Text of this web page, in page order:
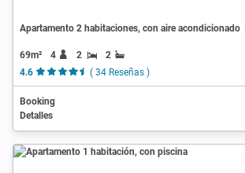
Apartamento 2 habitaciones, con aire acondicionado
69m² 4 2
2
4.6
( 34 Reseñas )
Booking
Detalles